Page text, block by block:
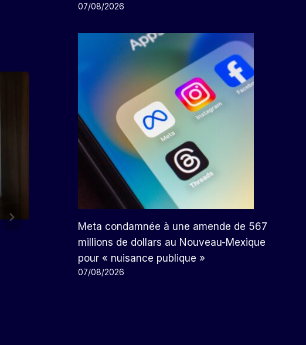
Meta Affirme Que Ses Modèles
Llama AI Sont Utilisés Par Les
Banques Et Les Entreprises
07/08/2026
Meta condamnée à une amende de 567
millions de dollars au Nouveau-Mexique
pour « nuisance publique »
07/08/2026